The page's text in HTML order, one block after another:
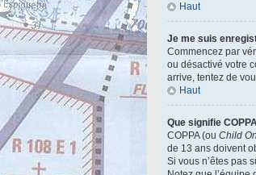
Haut
Je me suis
Commencez par
ou désactivé votre
arrive, tentez de
Haut
Que signifie
COPPA (ou Child
de 13 ans doivent
Si vous n’êtes pas